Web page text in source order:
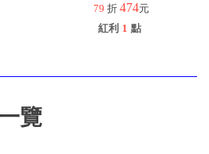
79 折 474元
紅利 1 點
覽